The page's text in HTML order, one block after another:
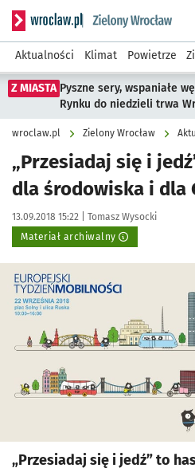
Serwis informacyjny wroclaw.pl
Aktualności Klimat Powietrze
Z MIASTA Pyszne sery, wspaniałe
Rynku do niedzieli trwa
wroclaw.pl Zielony Wrocław
„Przesiadaj się i
dla środowiska i dla
Data publikacji:
13.09.2018 15:22 | Autor:
Tomasz Wysocki
Materiał archiwalny
Kliknij, aby powiększyć
„Przesiadaj się i jedź” to